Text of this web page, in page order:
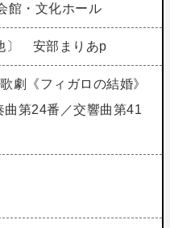
館・文化ホール
〕 安部まりあp
劇《フィガロの結婚》
曲第24番／交響曲第41